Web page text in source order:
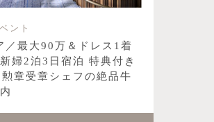
ント
／最大90万＆ドレス1着
婦2泊3日宿泊 特典付き
章受章シェフの絶品牛